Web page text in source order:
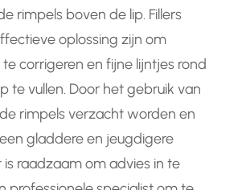
rimpels boven de lip. Fillers
oplossing zijn om
corrigeren en fijne lijntjes rond
te vullen. Door het gebruik van
rimpels verzacht worden en
gladdere en jeugdigere
is raadzaam om advies in te